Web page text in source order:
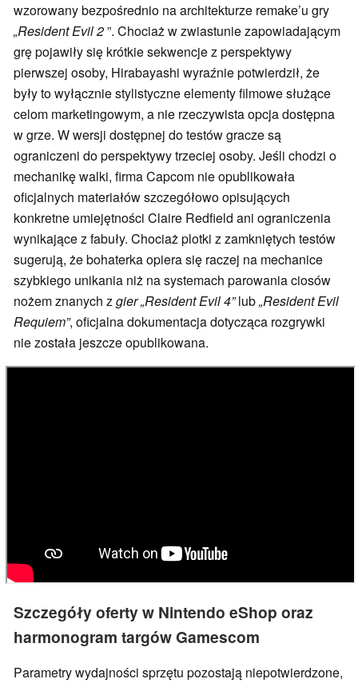
wzorowany bezpośrednio na architekturze remake’u gry
„Resident Evil 2”. Chociaż w zwiastunie zapowiadającym
grę pojawiły się krótkie sekwencje z perspektywy
pierwszej osoby, Hirabayashi wyraźnie potwierdził, że
były to wyłącznie stylistyczne elementy filmowe służące
celom marketingowym, a nie rzeczywista opcja dostępna
w grze. W wersji dostępnej do testów gracze są
ograniczeni do perspektywy trzeciej osoby. Jeśli chodzi o
mechanikę walki, firma Capcom nie opublikowała
oficjalnych materiałów szczegółowo opisujących
konkretne umiejętności Claire Redfield ani ograniczenia
wynikające z fabuły. Chociaż plotki z zamkniętych testów
sugerują, że bohaterka opiera się raczej na mechanice
szybkiego unikania niż na systemach parowania ciosów
nożem znanych zgier „Resident Evil 4”lub„Resident Evil
Requiem”, oficjalna dokumentacja dotycząca rozgrywki
nie została jeszcze opublikowana.
Szczegóły oferty w Nintendo eShop oraz
harmonogram targów Gamescom
Parametry wydajności sprzętu pozostają niepotwierdzone,